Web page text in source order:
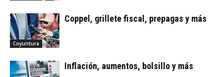
Coyuntura
Coppel, grillete fiscal, prepagas y más
Inflación, aumentos, bolsillo y más